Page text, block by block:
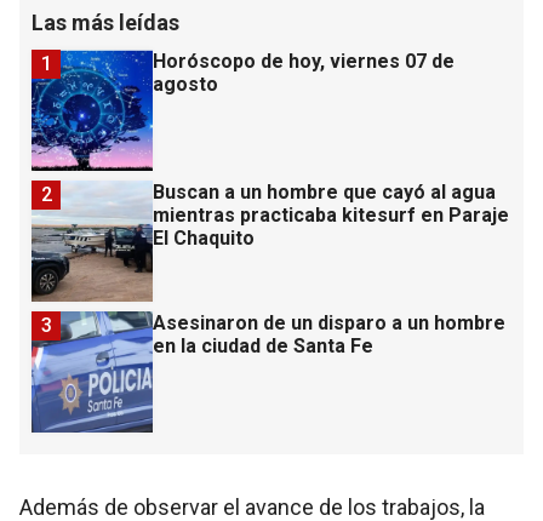
Las más leídas
Horóscopo de hoy, viernes 07 de
agosto
1
Buscan a un hombre que cayó al agua
mientras practicaba kitesurf en Paraje
El Chaquito
2
Asesinaron de un disparo a un hombre
en la ciudad de Santa Fe
3
Además de observar el avance de los trabajos, la